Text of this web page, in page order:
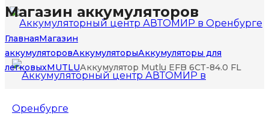
Магазин аккумуляторов
ГлавнаяМагазин
аккумуляторовАккумуляторыАккумуляторы для
легковыхMUTLUАккумулятор Mutlu EFB 6СТ-84.0 FL